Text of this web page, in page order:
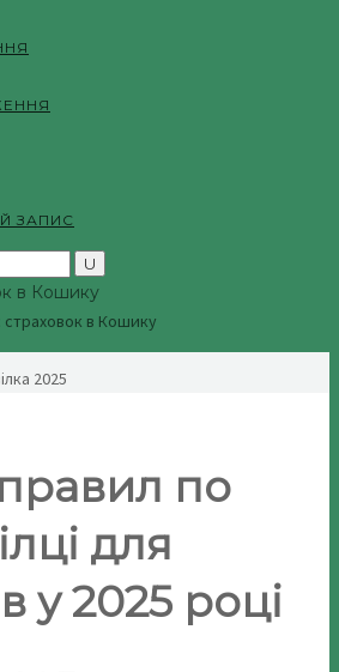
ЗАПИС
в Кошику
страховок в Кошику
по
для
у 2025 році